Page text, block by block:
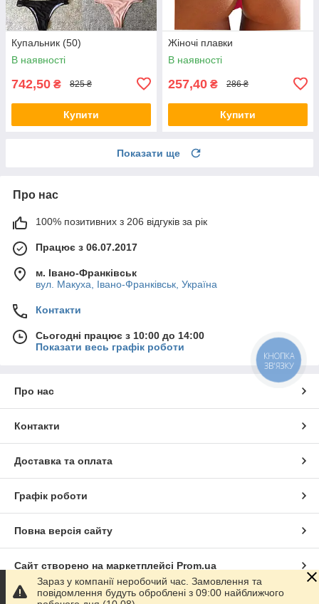
Купальник (50)
В наявності
742,50 ₴ 825 ₴
Купити
Жіночі плавки
В наявності
257,40 ₴ 286 ₴
Купити
Показати ще
Про нас
100% позитивних з 206 відгуків за рік
Працює з 06.07.2017
м. Івано-Франківськ
вул. Макуха, Івано-Франківськ, Україна
Контакти
Сьогодні працює з 10:00 до 14:00
Показати весь графік роботи
Про нас
Контакти
Доставка та оплата
Графік роботи
Повна версія сайту
Сайт створено на маркетплейсі Prom.ua
Політика конфіденційності
Зараз у компанії неробочий час. Замовлення та
повідомлення будуть оброблені з 09:00 найближчого
КНОПКА
ЗВ'ЯЗКУ